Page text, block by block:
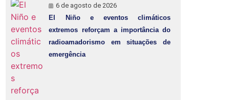
6 de agosto de 2026
El Niño e eventos climáticos
extremos reforçam a importância do
radioamadorismo em situações de
emergência